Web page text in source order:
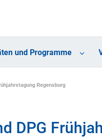
und Programme
Regensburg
DPG